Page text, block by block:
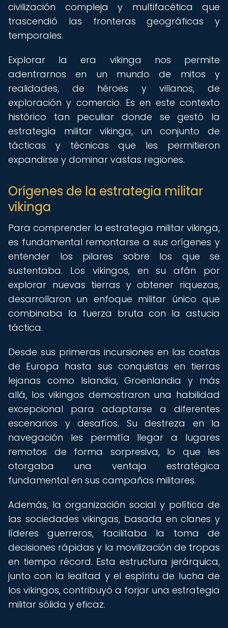
civilización compleja y multifacética que
trascendió las fronteras geográficas y
temporales.
Explorar la era vikinga nos permite
adentrarnos en un mundo de mitos y
realidades, de héroes y villanos, de
exploración y comercio. Es en este contexto
histórico tan peculiar donde se gestó la
estrategia militar vikinga, un conjunto de
tácticas y técnicas que les permitieron
expandirse y dominar vastas regiones.
Orígenes de la estrategia militar
vikinga
Para comprender la estrategia militar vikinga,
es fundamental remontarse a sus orígenes y
entender los pilares sobre los que se
sustentaba. Los vikingos, en su afán por
explorar nuevas tierras y obtener riquezas,
desarrollaron un enfoque militar único que
combinaba la fuerza bruta con la astucia
táctica.
Desde sus primeras incursiones en las costas
de Europa hasta sus conquistas en tierras
lejanas como Islandia, Groenlandia y más
allá, los vikingos demostraron una habilidad
excepcional para adaptarse a diferentes
escenarios y desafíos. Su destreza en la
navegación les permitía llegar a lugares
remotos de forma sorpresiva, lo que les
otorgaba una ventaja estratégica
fundamental en sus campañas militares.
Además, la organización social y política de
las sociedades vikingas, basada en clanes y
líderes guerreros, facilitaba la toma de
decisiones rápidas y la movilización de tropas
en tiempo récord. Esta estructura jerárquica,
junto con la lealtad y el espíritu de lucha de
los vikingos, contribuyó a forjar una estrategia
militar sólida y eficaz.